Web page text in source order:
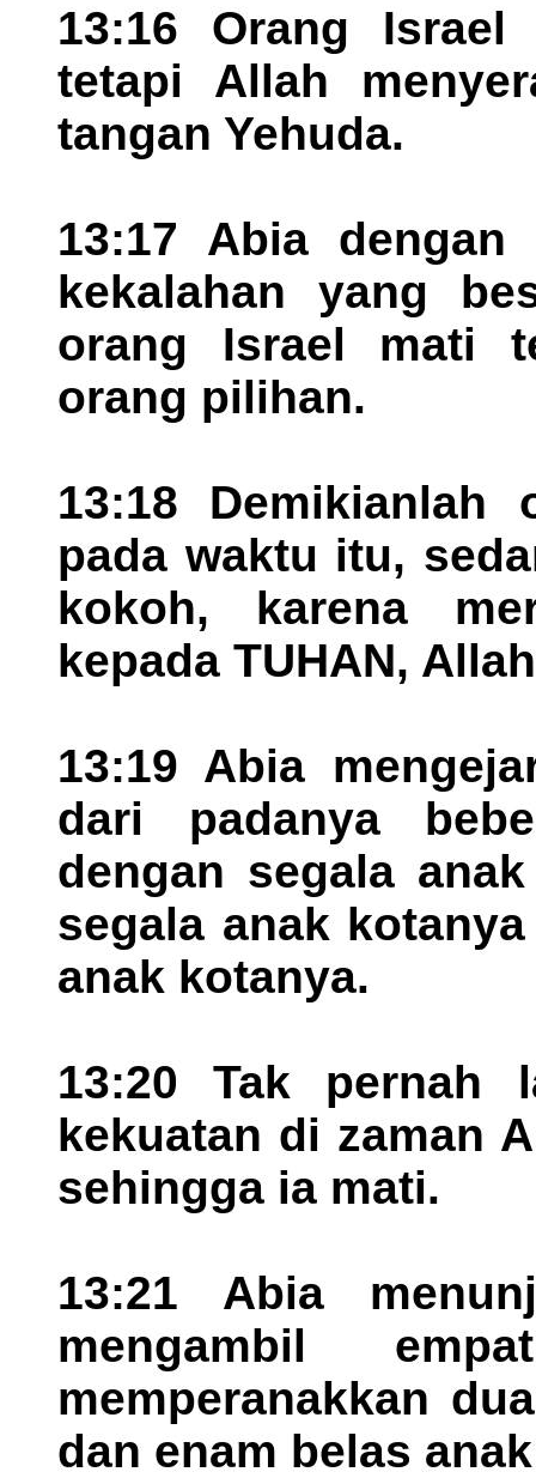
13:16 Orang
tetapi Allah
tangan Yehuda.
13:17 Abia dengan
kekalahan yang
orang Israel mati
orang pilihan.
13:18 Demikianlah
pada waktu itu,
kokoh, karena
kepada TUHAN,
13:19 Abia
dari padanya
dengan segala
segala anak
anak kotanya.
13:20 Tak pernah
kekuatan di zaman
sehingga ia mati.
13:21 Abia
mengambil
memperanakkan
dan enam belas